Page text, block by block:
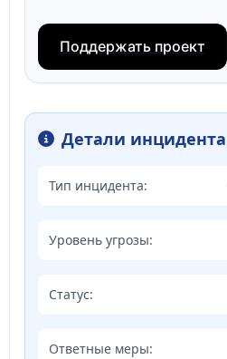
Поддержать проект
Детали инцидента
Тип инцидента:
Уровень угрозы:
Статус:
Ответные меры: